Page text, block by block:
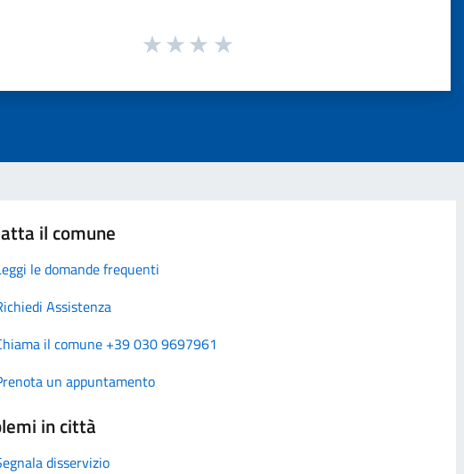
il comune
le domande frequenti
Assistenza
il comune +39 030 9697961
un appuntamento
in città
disservizio